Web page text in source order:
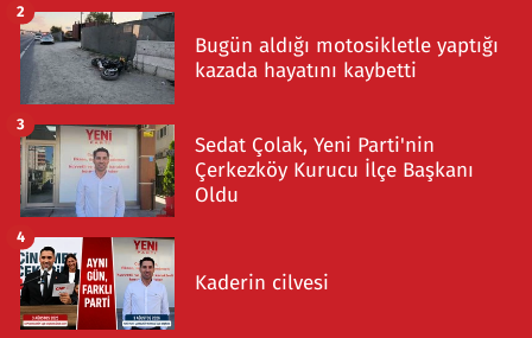
Bugün aldığı motosikletle yaptığı
kazada hayatını kaybetti
2
Sedat Çolak, Yeni Parti'nin
Çerkezköy Kurucu İlçe Başkanı
Oldu
3
Kaderin cilvesi
4